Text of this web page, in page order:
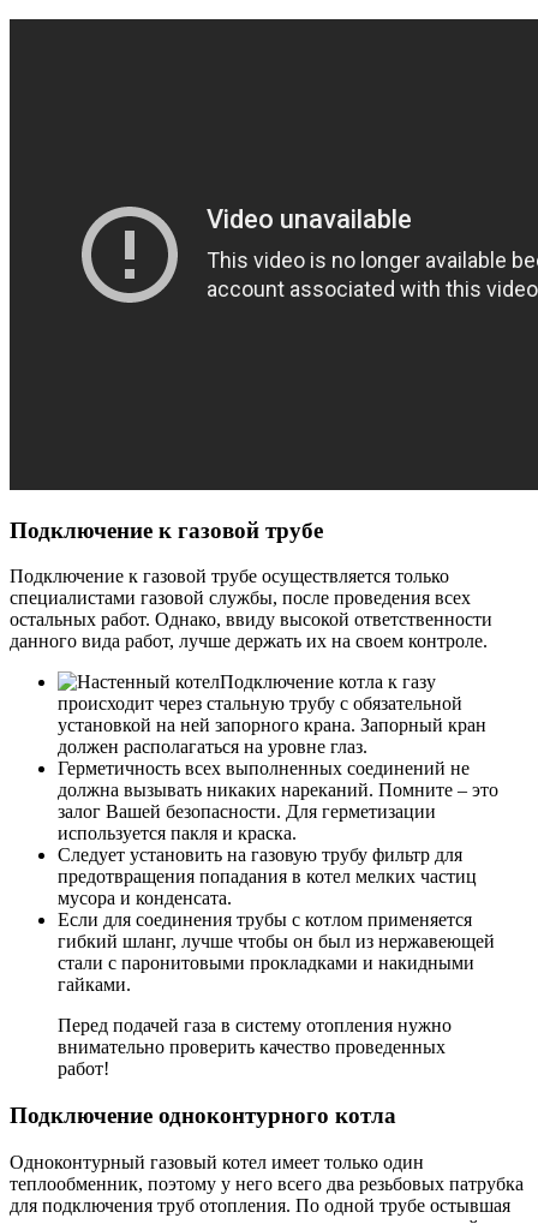
Подключение к газовой трубе
Подключение к газовой трубе осуществляется только
специалистами газовой службы, после проведения всех
остальных работ. Однако, ввиду высокой ответственности
данного вида работ, лучше держать их на своем контроле.
Подключение котла к газу
происходит через стальную трубу с обязательной
установкой на ней запорного крана. Запорный кран
должен располагаться на уровне глаз.
Герметичность всех выполненных соединений не
должна вызывать никаких нареканий. Помните – это
залог Вашей безопасности. Для герметизации
используется пакля и краска.
Следует установить на газовую трубу фильтр для
предотвращения попадания в котел мелких частиц
мусора и конденсата.
Если для соединения трубы с котлом применяется
гибкий шланг, лучше чтобы он был из нержавеющей
стали с паронитовыми прокладками и накидными
гайками.
Перед подачей газа в систему отопления нужно
внимательно проверить качество проведенных
работ!
Подключение одноконтурного котла
Одноконтурный газовый котел имеет только один
теплообменник, поэтому у него всего два резьбовых патрубка
для подключения труб отопления. По одной трубе остывшая